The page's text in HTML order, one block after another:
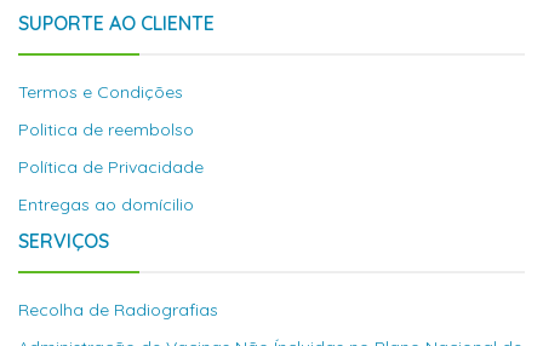
SUPORTE AO CLIENTE
Termos e Condições
Politica de reembolso
Política de Privacidade
Entregas ao domícilio
SERVIÇOS
Recolha de Radiografias